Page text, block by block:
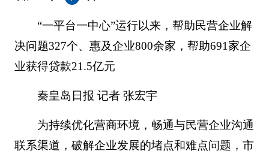
“一平台一中心”运行以来，帮助民营企业解
决问题327个、惠及企业800余家，帮助691家企
业获得贷款21.5亿元
秦皇岛日报 记者 张宏宇
为持续优化营商环境，畅通与民营企业沟通
联系渠道，破解企业发展的堵点和难点问题，市